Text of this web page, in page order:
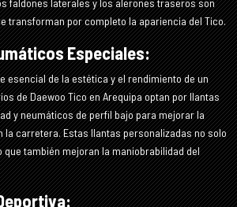
transforman por completo la apariencia del Tico.
Especiales:
esencial de la estética y el rendimiento de un
de Daewoo Tico en Arequipa optan por llantas
y neumáticos de perfil bajo para mejorar la
la carretera. Estas llantas personalizadas no solo
también mejoran la maniobrabilidad del